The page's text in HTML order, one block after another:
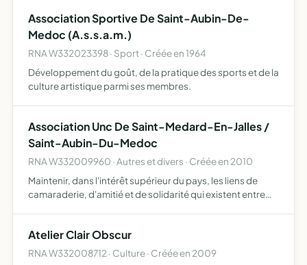
adhè…
Association Sportive De Saint-Aubin-De-
Medoc (A.s.s.a.m.)
RNA W332023398 · Sport · Créée en 1964
Développement du goût, de la pratique des sports et de la
culture artistique parmi ses membres.
Association Unc De Saint-Medard-En-Jalles /
Saint-Aubin-Du-Medoc
RNA W332009960 · Autres et divers · Créée en 2010
Maintenir, dans l'intérêt supérieur du pays, les liens de
camaraderie, d'amitié et de solidarité qui existent entre
Atelier Clair Obscur
RNA W332008712 · Culture · Créée en 2009